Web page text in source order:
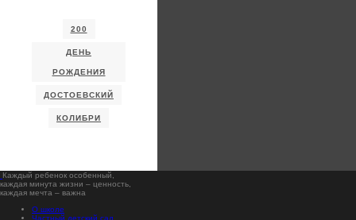
200
ДЕНЬ
РОЖДЕНИЯ
ДОСТОЕВСКИЙ
КОЛИБРИ
Каждый ребенок особенный,
каждая минута жизни – ценность,
каждая мечта – важна
О школе
Частный детский сад